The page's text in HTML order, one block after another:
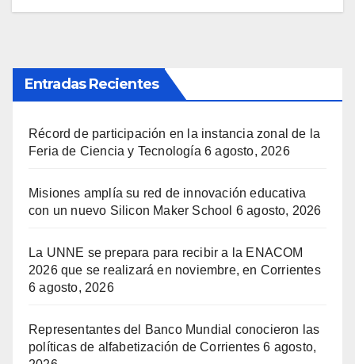
Entradas Recientes
Récord de participación en la instancia zonal de la
Feria de Ciencia y Tecnología 6 agosto, 2026
Misiones amplía su red de innovación educativa
con un nuevo Silicon Maker School 6 agosto, 2026
La UNNE se prepara para recibir a la ENACOM
2026 que se realizará en noviembre, en Corrientes
6 agosto, 2026
Representantes del Banco Mundial conocieron las
políticas de alfabetización de Corrientes 6 agosto,